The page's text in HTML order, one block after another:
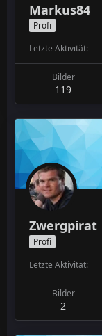
Markus84
Profi
Letzte Aktivität
Bilder
119
Zwergpirat
Profi
Letzte Aktivität
Bilder
2